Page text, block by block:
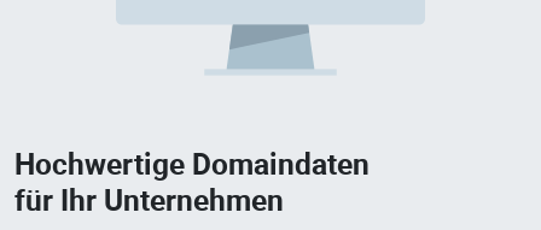
Hochwertige Domaindaten
für Ihr Unternehmen